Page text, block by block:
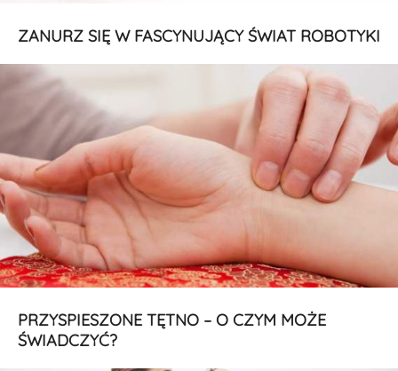
ZANURZ SIĘ W FASCYNUJĄCY ŚWIAT ROBOTYKI
PRZYSPIESZONE TĘTNO – O CZYM MOŻE
ŚWIADCZYĆ?